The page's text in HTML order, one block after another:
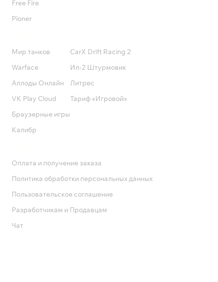
Free Fire
Pioner
Мир танков
Warface
Аллоды Онлайн
VK Play Cloud
Браузерные игры
Калибр
CarX Drift Racing 2
Ил-2 Штурмовик
Литрес
Тариф «Игровой»
Оплата и получение заказа
Политика обработки персональных данных
Пользовательское соглашение
Разработчикам и Продавцам
Чат